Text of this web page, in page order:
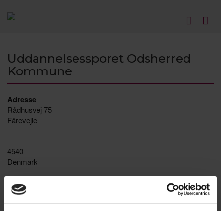
Uddannelsessporet Odsherred
Kommune
Adresse
Rådhusvej 75
Fårevejle
4540
Denmark
Kommende arrangementer